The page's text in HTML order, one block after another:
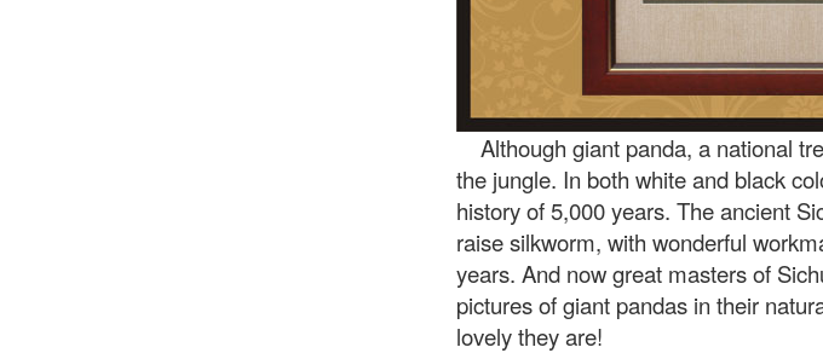
Although giant panda, a national
the jungle. In both white and black
history of 5,000 years. The ancient
raise silkworm, with wonderful
years. And now great masters of
pictures of giant pandas in their
lovely they are!